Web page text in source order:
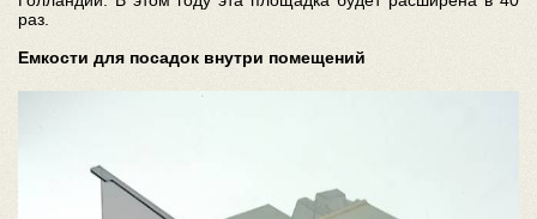
раз.
Емкости для посадок внутри помещений